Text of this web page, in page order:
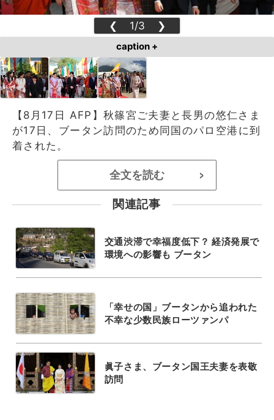
❮ 1/3 ❯
caption +
【8月17日 AFP】秋篠宮ご夫妻と長男の悠仁さま
が17日、ブータン訪問のため同国のパロ空港に到
着された。
全文を読む >
関連記事
交通渋滞で幸福度低下？ 経済発展で
環境への影響も ブータン
「幸せの国」ブータンから追われた
不幸な少数民族ローツァンパ
眞子さま、ブータン国王夫妻を表敬
訪問